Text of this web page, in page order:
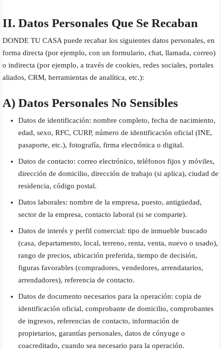
II. Datos Personales Que Se Recaban
DONDE TU CASA puede recabar los siguientes datos personales, en
forma directa (por ejemplo, con un formulario, chat, llamada, correo)
o indirecta (por ejemplo, a través de cookies, redes sociales, portales
aliados, CRM, herramientas de analítica, etc.):
A) Datos Personales No Sensibles
Datos de identificación: nombre completo, fecha de nacimiento,
edad, sexo, RFC, CURP, número de identificación oficial (INE,
pasaporte, etc.), fotografía, firma electrónica o digital.
Datos de contacto: correo electrónico, teléfonos fijos y móviles,
dirección de domicilio, dirección de trabajo (si aplica), ciudad de
residencia, código postal.
Datos laborales: nombre de la empresa, puesto, antigüedad,
sector de la empresa, contacto laboral (si se comparte).
Datos de interés y perfil comercial: tipo de inmueble buscado
(casa, departamento, local, terreno, renta, venta, nuevo o usado),
rango de precios, ubicación preferida, tiempo de decisión,
figuras favorables (compradores, vendedores, arrendatarios,
arrendadores), referencia de contacto.
Datos de documento necesarios para la operación: copia de
identificación oficial, comprobante de domicilio, comprobantes
de ingresos, referencias de contacto, información de
propietarios, garantías personales, datos de cónyuge o
coacreditado, cuando sea necesario para la operación.